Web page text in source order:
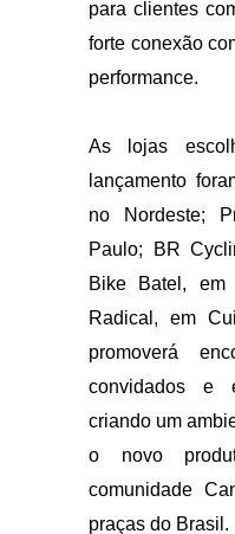
proporcionar
para clientes
performance.
As lojas
lançamento
no Nordeste;
Paulo; BR
Bike Batel,
Radical, em
promoverá
convidados e
criando um
o novo